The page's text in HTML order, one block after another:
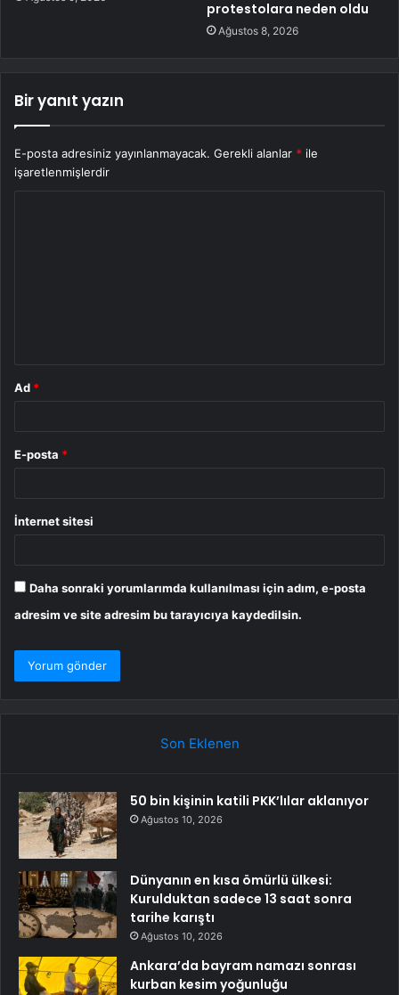
protestolara neden oldu
Ağustos 8, 2026
Bir yanıt yazın
E-posta adresiniz yayınlanmayacak. Gerekli alanlar * ile
işaretlenmişlerdir
Ad *
E-posta *
İnternet sitesi
Daha sonraki yorumlarımda kullanılması için adım, e-posta
adresim ve site adresim bu tarayıcıya kaydedilsin.
Son Eklenen
50 bin kişinin katili PKK’lılar aklanıyor
Ağustos 10, 2026
Dünyanın en kısa ömürlü ülkesi:
Kurulduktan sadece 13 saat sonra
tarihe karıştı
Ağustos 10, 2026
Ankara’da bayram namazı sonrası
kurban kesim yoğunluğu